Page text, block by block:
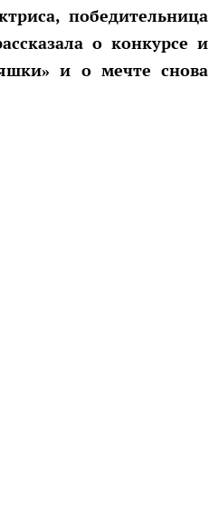
победительница
о конкурсе и
и о мечте снова